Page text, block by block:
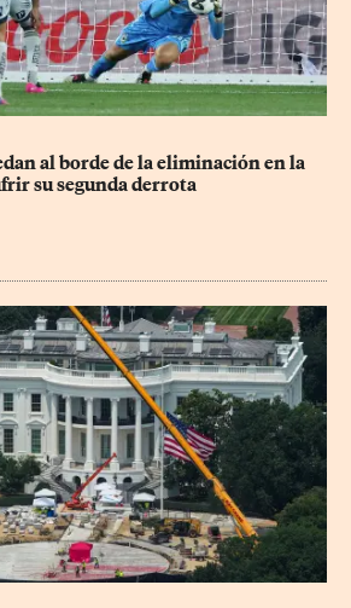
al borde de la eliminación en la
su segunda derrota